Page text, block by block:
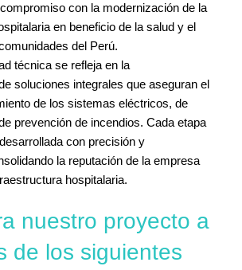
con la modernización de la
en beneficio de la salud y el
del Perú.
técnica se refleja en la
soluciones integrales que aseguran el
de los sistemas eléctricos, de
prevención de incendios. Cada etapa
con precisión y
la reputación de la empresa
hospitalaria.
nuestro proyecto a
de los siguientes